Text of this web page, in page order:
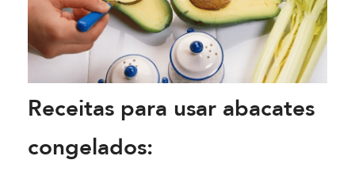
Receitas para usar abacates
congelados: